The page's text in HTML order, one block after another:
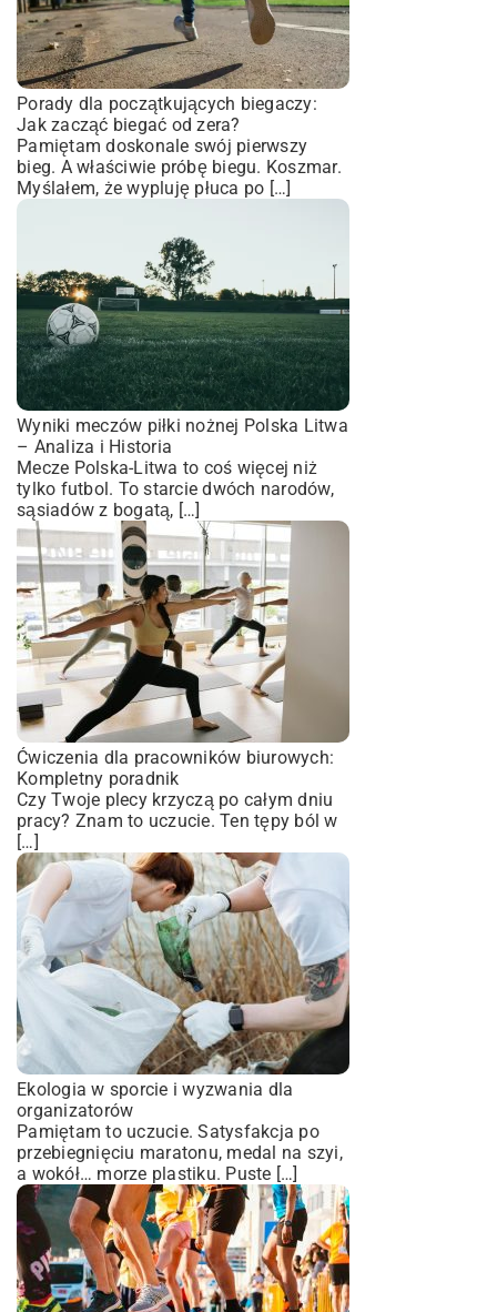
Porady dla początkujących biegaczy:
Jak zacząć biegać od zera?
Pamiętam doskonale swój pierwszy
bieg. A właściwie próbę biegu. Koszmar.
Myślałem, że wypluję płuca po […]
Wyniki meczów piłki nożnej Polska Litwa
– Analiza i Historia
Mecze Polska-Litwa to coś więcej niż
tylko futbol. To starcie dwóch narodów,
sąsiadów z bogatą, […]
Ćwiczenia dla pracowników biurowych:
Kompletny poradnik
Czy Twoje plecy krzyczą po całym dniu
pracy? Znam to uczucie. Ten tępy ból w
[…]
Ekologia w sporcie i wyzwania dla
organizatorów
Pamiętam to uczucie. Satysfakcja po
przebiegnięciu maratonu, medal na szyi,
a wokół… morze plastiku. Puste […]